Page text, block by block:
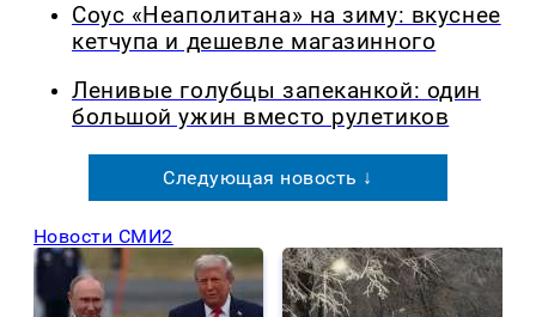
Соус «Неаполитана» на зиму: вкуснее
кетчупа и дешевле магазинного
Ленивые голубцы запеканкой: один
большой ужин вместо рулетиков
Следующая новость ↓
Новости СМИ2